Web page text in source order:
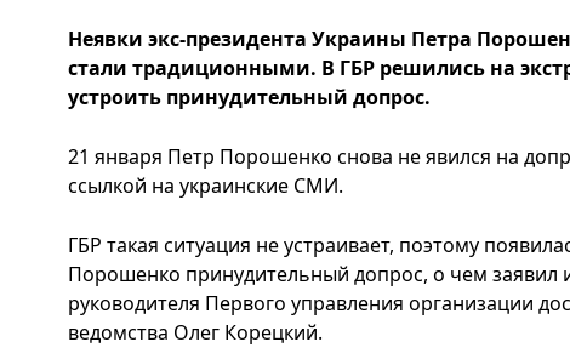
Неявки экс-президента Украины Петра
стали традиционными. В ГБР решились на
устроить принудительный допрос.
21 января Петр Порошенко снова не явился на
ссылкой на украинские СМИ.
ГБР такая ситуация не устраивает, поэтому
Порошенко принудительный допрос, о чем
руководителя Первого управления организации
ведомства Олег Корецкий.